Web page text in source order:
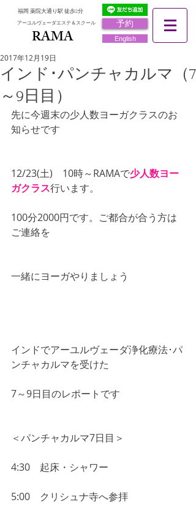
予約
福岡 薬院大通り駅 徒歩2分
アーユルヴェーダエステ＆スクール
RAMA English
インド･パンチャカルマ（7
～9日目）
2017年12月19日
先に今週末の少人数ヨーガクラスのお
知らせです
12/23(土)　10時～RAMAで少人数ヨー
ガクラス行います。
100分2000円です。ご都合が合う方は
ご連絡を
一緒にヨーガやりましょう
インドでアーユルヴェーダ浄化療法･パ
ンチャカルマを受けた
7～9日目のレポートです
＜パンチャカルマ7日目＞
4:30　起床・シャワー
5:00　クリシュナ寺へ参拝